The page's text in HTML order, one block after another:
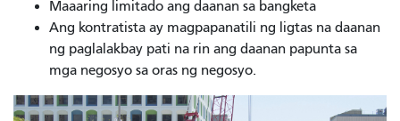
Maaaring limitado ang daanan sa bangketa
Ang kontratista ay magpapanatili ng ligtas na daanan
ng paglalakbay pati na rin ang daanan papunta sa
mga negosyo sa oras ng negosyo.